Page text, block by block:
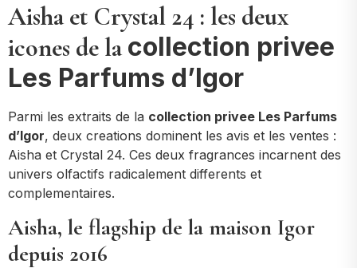
Aisha et Crystal 24 : les deux
icones de lacollection privee
Les Parfums d’Igor
Parmi les extraits de la collection privee Les Parfums
d’Igor, deux creations dominent les avis et les ventes :
Aisha et Crystal 24. Ces deux fragrances incarnent des
univers olfactifs radicalement differents et
complementaires.
Aisha, le flagship de la maison Igor
depuis 2016